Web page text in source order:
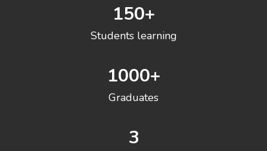
150+
Students learning
1000+
Graduates
3